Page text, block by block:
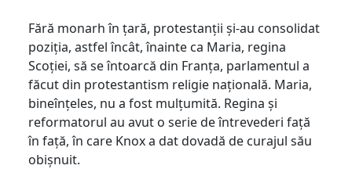
Fără monarh în țară, protestanții și-au consolidat
poziția, astfel încât, înainte ca Maria, regina
Scoției, să se întoarcă din Franța, parlamentul a
făcut din protestantism religie națională. Maria,
bineînțeles, nu a fost mulțumită. Regina și
reformatorul au avut o serie de întrevederi față
în față, în care Knox a dat dovadă de curajul său
obișnuit.